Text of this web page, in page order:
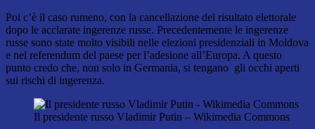
Poi c’è il caso rumeno, con la cancellazione del risultato elettorale
dopo le acclarate ingerenze russe. Precedentemente le ingerenze
russe sono state molto visibili nelle elezioni presidenziali in Moldova
e nel referendum del paese per l’adesione all’Europa. A questo
punto credo che, non solo in Germania, si tengano gli occhi aperti
sui rischi di ingerenza.
Il presidente russo Vladimir Putin – Wikimedia Commons